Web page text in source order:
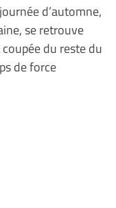
d’automne,
se retrouve
du reste du
de force